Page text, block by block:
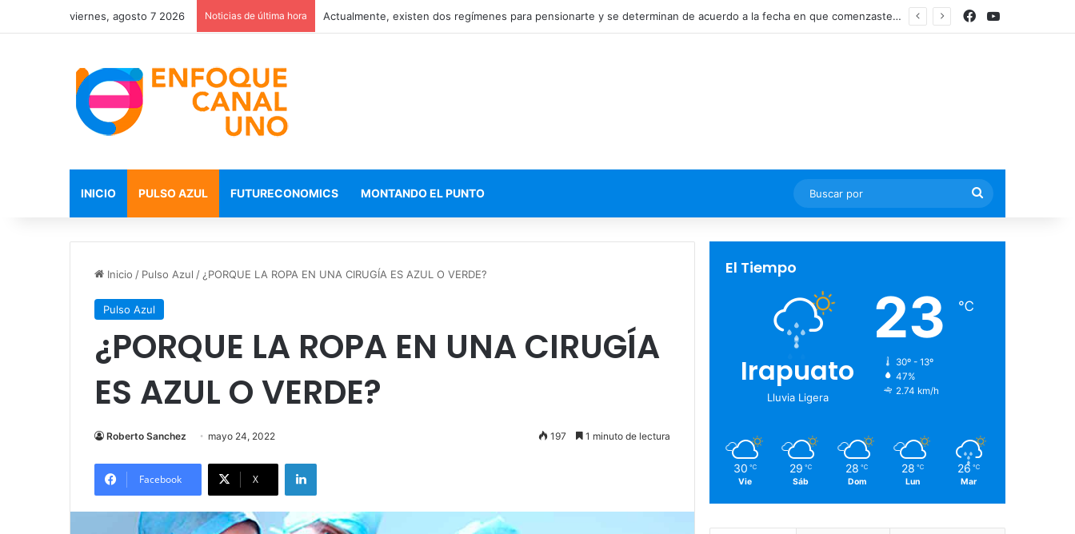
viernes, agosto 7 2026 Noticias de última hora Actualmente, existen dos regímenes para pensionarte y se determinan de acuerdo a la fecha en que comenzaste tus cotizaciones ante el IMSS Facebook
INICIO PULSO AZUL FUTURECONOMICS MONTANDO EL PUNTO
Buscar
por
Inicio / Pulso Azul / ¿PORQUE LA ROPA EN UNA CIRUGÍA ES AZUL O VERDE?
Pulso Azul
¿PORQUE LA ROPA EN UNA CIRUGÍA
ES AZUL O VERDE?
Roberto Sanchez mayo 24, 2022 197 1 minuto de lectura
Facebook X
El Tiempo
Irapuato
Lluvia Ligera
23 ℃
30º - 13º
47%
2.74 km/h
30 ℃
Vie
29 ℃
Sáb
28 ℃
Dom
28 ℃
Lun
26 ℃
Mar